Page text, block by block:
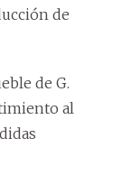
de
de G.
al